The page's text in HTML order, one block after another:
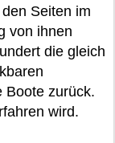
Seiten im
von ihnen
die gleich
Boote zurück.
wird.